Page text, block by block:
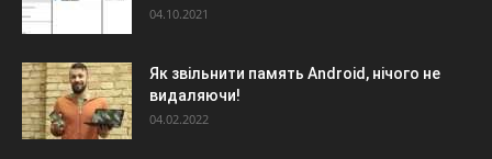
04.10.2021
Як звільнити память Android, нічого не
видаляючи!
04.02.2022